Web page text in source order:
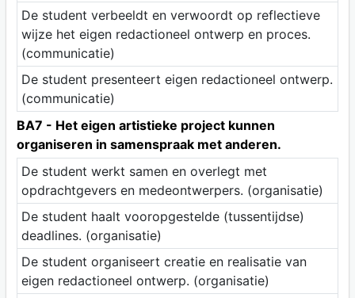
De student verbeeldt en verwoordt op reflectieve
wijze het eigen redactioneel ontwerp en proces.
(communicatie)
De student presenteert eigen redactioneel ontwerp.
(communicatie)
BA7 - Het eigen artistieke project kunnen
organiseren in samenspraak met anderen.
De student werkt samen en overlegt met
opdrachtgevers en medeontwerpers. (organisatie)
De student haalt vooropgestelde (tussentijdse)
deadlines. (organisatie)
De student organiseert creatie en realisatie van
eigen redactioneel ontwerp. (organisatie)